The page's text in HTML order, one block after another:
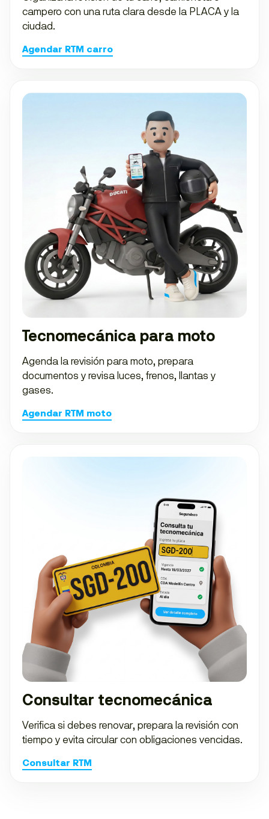
campero con una ruta clara desde la PLACA y la
ciudad.
Agendar RTM carro
Tecnomecánica para moto
Agenda la revisión para moto, prepara
documentos y revisa luces, frenos, llantas y
gases.
Agendar RTM moto
Consultar tecnomecánica
Verifica si debes renovar, prepara la revisión con
tiempo y evita circular con obligaciones vencidas.
Consultar RTM